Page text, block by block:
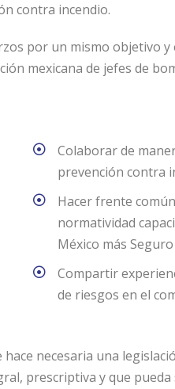
contra incendio.
por un mismo objetivo
mexicana de jefes de
Colaborar de
prevención contra
Hacer frente
normatividad
México más
Compartir
de riesgos en el
necesaria una
prescriptiva y que